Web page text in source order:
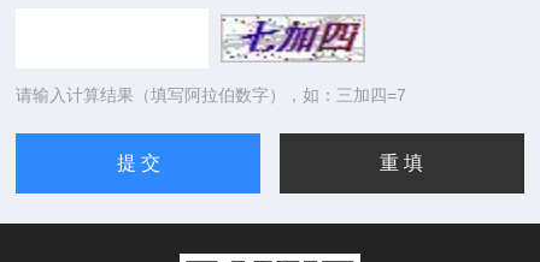
请输入计算结果（填写阿拉伯数字），如：三加四=7